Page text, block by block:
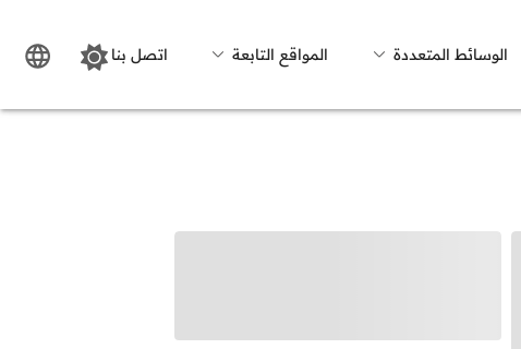
الوسائط المتعددة المواقع التابعة اتصل بنا